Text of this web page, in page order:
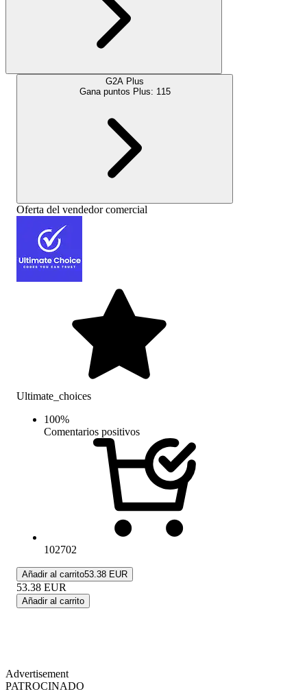
G2A Plus
Gana puntos Plus: 115
Oferta del vendedor comercial
Ultimate_choices
100%
Comentarios positivos
102702
Añadir al carrito53.38 EUR
53.38 EUR
Añadir al carrito
Advertisement
PATROCINADO